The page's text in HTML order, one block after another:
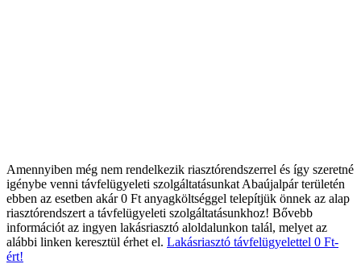
Amennyiben még nem rendelkezik riasztórendszerrel és így szeretné
igénybe venni távfelügyeleti szolgáltatásunkat Abaújalpár területén
ebben az esetben akár 0 Ft anyagköltséggel telepítjük önnek az alap
riasztórendszert a távfelügyeleti szolgáltatásunkhoz! Bővebb
információt az ingyen lakásriasztó aloldalunkon talál, melyet az
alábbi linken keresztül érhet el. Lakásriasztó távfelügyelettel 0 Ft-
ért!